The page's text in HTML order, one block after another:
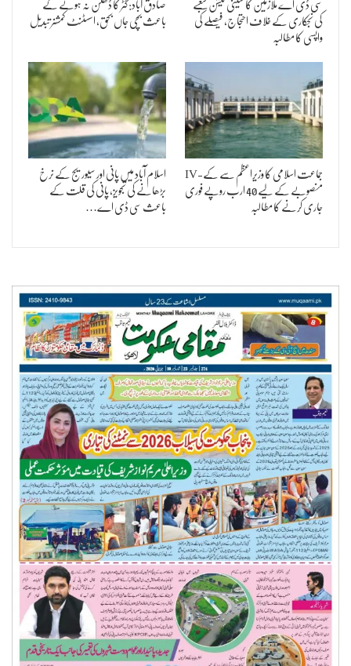
سی ڈی اے ملازمین کا سینی ٹیشن شعبے
کی نجکاری کے خلاف احتجاج، فیصلے کی
واپسی کا مطالبہ
صادق آباد: گٹر کا ڈھکن نہ ہونے کے
باعث بچی جاں بحق، اسسٹنٹ کمشنر تبدیل
جماعت اسلامی کا وزیراعظم سے کے-IV
منصوبے کے لیے 40 ارب روپے فوری
جاری کرنے کا مطالبہ
اسلام آباد میں پانی اور سیوریج کے نرخ
بڑھانے کی تجویز، پانی کی قلت کے
باعث سی ڈی اے…